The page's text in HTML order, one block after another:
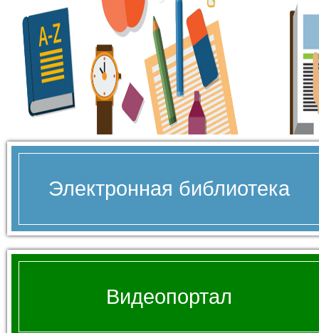
Электронная библиотека
Видеопортал